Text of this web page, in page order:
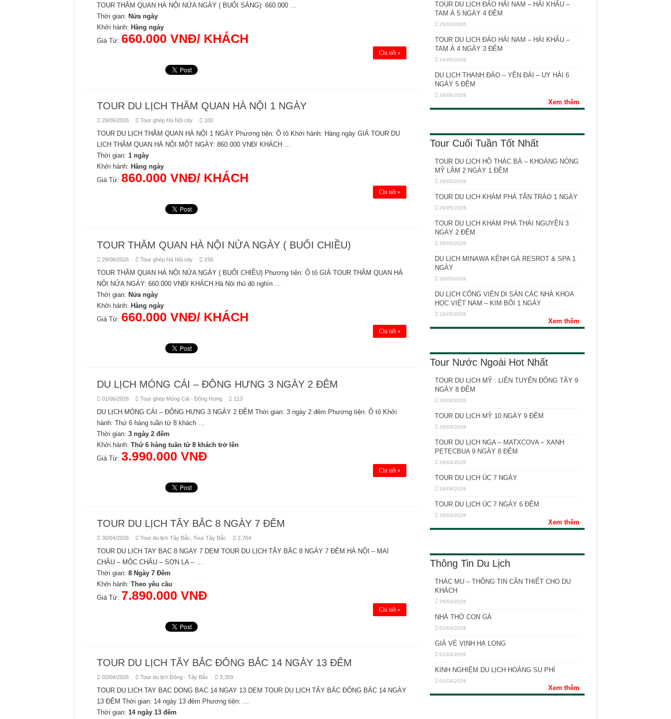
TOUR DU LỊCH CÔN MINH – LỆ GIANG – SHANGRI LA 6 NGÀY 5 ĐÊM
TOUR DU LỊCH CÔN MINH MONO 4 NGÀY 3 ĐÊM
TOUR THĂM QUAN HÀ NỘI NỬA NGÀY ( BUỔI SÁNG): 660.000 …
Thời gian: Nửa ngày
Khởi hành: Hàng ngày
Giá Từ: 660.000 VNĐ/ KHÁCH
Chi tiết »
TOUR DU LỊCH THĂM QUAN HÀ NỘI 1 NGÀY
29/06/2026 Tour ghép Hà Nội city 100
TOUR DU LỊCH THĂM QUAN HÀ NỘI 1 NGÀY Phương tiện: Ô tô Khời hành: Hàng ngày GIÁ TOUR DU
LỊCH THĂM QUAN HÀ NỘI MỘT NGÀY: 860.000 VNĐ/ KHÁCH …
Thời gian: 1 ngày
Khởi hành: Hàng ngày
Giá Từ: 860.000 VNĐ/ KHÁCH
Chi tiết »
TOUR THĂM QUAN HÀ NỘI NỬA NGÀY ( BUỔI CHIỀU)
29/06/2026 Tour ghép Hà Nội city 156
TOUR THĂM QUAN HÀ NỘI NỬA NGÀY ( BUỔI CHIỀU) Phương tiện: Ô tô GIÁ TOUR THĂM QUAN HÀ
NỘI NỬA NGÀY: 660.000 VNĐ/ KHÁCH Hà Nội thủ đô nghìn …
Thời gian: Nửa ngày
Khởi hành: Hàng ngày
Giá Từ: 660.000 VNĐ/ KHÁCH
Chi tiết »
DU LỊCH MÓNG CÁI – ĐÔNG HƯNG 3 NGÀY 2 ĐÊM
01/06/2026 Tour ghép Móng Cái - Đông Hưng 113
DU LỊCH MÓNG CÁI – ĐÔNG HƯNG 3 NGÀY 2 ĐÊM Thời gian: 3 ngày 2 đêm Phương tiện: Ô tô Khởi
hành: Thứ 6 hàng tuần từ 8 khách …
Thời gian: 3 ngày 2 đêm
Khởi hành: Thứ 6 hàng tuần từ 8 khách trở lên
Giá Từ: 3.990.000 VNĐ
Chi tiết »
TOUR DU LỊCH TÂY BẮC 8 NGÀY 7 ĐÊM
30/04/2026 Tour du lịch Tây Bắc Tour Tây Bắc 2,764
TOUR DU LICH TAY BAC 8 NGAY 7 DEM TOUR DU LỊCH TÂY BẮC 8 NGÀY 7 ĐÊM HÀ NỘI – MAI
CHÂU – MỘC CHÂU – SƠN LA – …
Thời gian: 8 Ngày 7 Đêm
Khởi hành: Theo yêu cầu
Giá Từ: 7.890.000 VNĐ
Chi tiết »
TOUR DU LỊCH TÂY BẮC ĐÔNG BẮC 14 NGÀY 13 ĐÊM
02/04/2026 Tour du lịch Đông - Tây Bắc 3,359
TOUR DU LICH TAY BAC DONG BAC 14 NGAY 13 DEM TOUR DU LỊCH TÂY BẮC ĐÔNG BẮC 14 NGÀY
13 ĐÊM Thời gian: 14 ngày 13 đêm Phương tiện: …
Thời gian: 14 ngày 13 đêm
TOUR DU LỊCH ĐẢO HẢI NAM – HẢI KHẨU –
TAM Á 5 NGÀY 4 ĐÊM
25/06/2026
TOUR DU LỊCH ĐẢO HẢI NAM – HẢI KHẨU –
TAM Á 4 NGÀY 3 ĐÊM
24/06/2026
DU LỊCH THANH ĐẢO – YÊN ĐÀI – UY HẢI 6
NGÀY 5 ĐÊM
24/06/2026
Xem thêm
Tour Cuối Tuần Tốt Nhất
TOUR DU LỊCH HỒ THÁC BÀ – KHOÁNG NÓNG
MỸ LÂM 2 NGÀY 1 ĐÊM
26/05/2026
TOUR DU LỊCH KHÁM PHÁ TÂN TRÀO 1 NGÀY
26/05/2026
TOUR DU LỊCH KHÁM PHÁ THÁI NGUYÊN 3
NGÀY 2 ĐÊM
26/05/2026
DU LỊCH MINAWA KÊNH GÀ RESROT & SPA 1
NGÀY
20/05/2026
DU LỊCH CÔNG VIÊN DI SẢN CÁC NHÀ KHOA
HỌC VIỆT NAM – KIM BÔI 1 NGÀY
19/05/2026
Xem thêm
Tour Nước Ngoài Hot Nhất
TOUR DU LỊCH MỸ : LIÊN TUYẾN ĐÔNG TÂY 9
NGÀY 8 ĐÊM
30/04/2026
TOUR DU LỊCH MỸ 10 NGÀY 9 ĐÊM
28/04/2026
TOUR DU LỊCH NGA – MATXCOVA – XANH
PETECBUA 9 NGÀY 8 ĐÊM
28/04/2026
TOUR DU LỊCH ÚC 7 NGÀY
28/04/2026
TOUR DU LỊCH ÚC 7 NGÀY 6 ĐÊM
28/04/2026
Xem thêm
Thông Tin Du Lịch
THÁC MU – THÔNG TIN CẦN THIẾT CHO DU
KHÁCH
26/04/2026
NHÀ THỜ CON GÀ
01/04/2026
GIÁ VÉ VỊNH HẠ LONG
01/04/2026
KINH NGHIỆM DU LỊCH HOÀNG SU PHÌ
01/04/2026
Xem thêm